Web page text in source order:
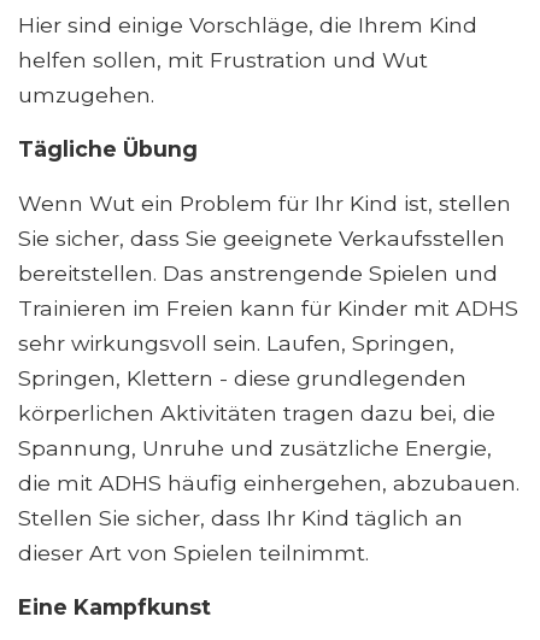
Hier sind einige Vorschläge, die Ihrem Kind
helfen sollen, mit Frustration und Wut
umzugehen.
Tägliche Übung
Wenn Wut ein Problem für Ihr Kind ist, stellen
Sie sicher, dass Sie geeignete Verkaufsstellen
bereitstellen. Das anstrengende Spielen und
Trainieren im Freien kann für Kinder mit ADHS
sehr wirkungsvoll sein. Laufen, Springen,
Springen, Klettern - diese grundlegenden
körperlichen Aktivitäten tragen dazu bei, die
Spannung, Unruhe und zusätzliche Energie,
die mit ADHS häufig einhergehen, abzubauen.
Stellen Sie sicher, dass Ihr Kind täglich an
dieser Art von Spielen teilnimmt.
Eine Kampfkunst